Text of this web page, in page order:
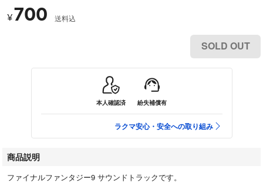
¥700 送料込
SOLD OUT
本人確認済 紛失補償有
ラクマ安心・安全への取り組み
商品説明
ファイナルファンタジー9 サウンドトラックです。